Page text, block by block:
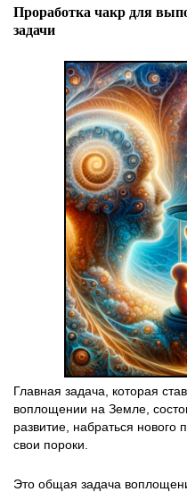
Проработка чакр для
задачи
Главная задача, которая
воплощении на Земле,
развитие, набраться нового
свои пороки.
Это общая задача